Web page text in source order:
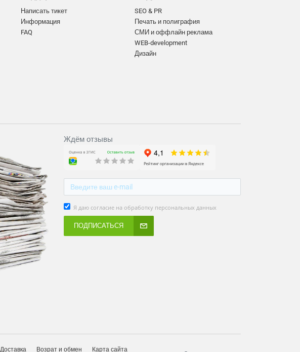
Написать тикет
Информация
FAQ
SEO & PR
Печать и полиграфия
СМИ и оффлайн реклама
WEB-development
Дизайн
Ждём отзывы
Я даю согласие на обработку персональных данных
ПОДПИСАТЬСЯ
Доставка Возрат и обмен Карта сайта